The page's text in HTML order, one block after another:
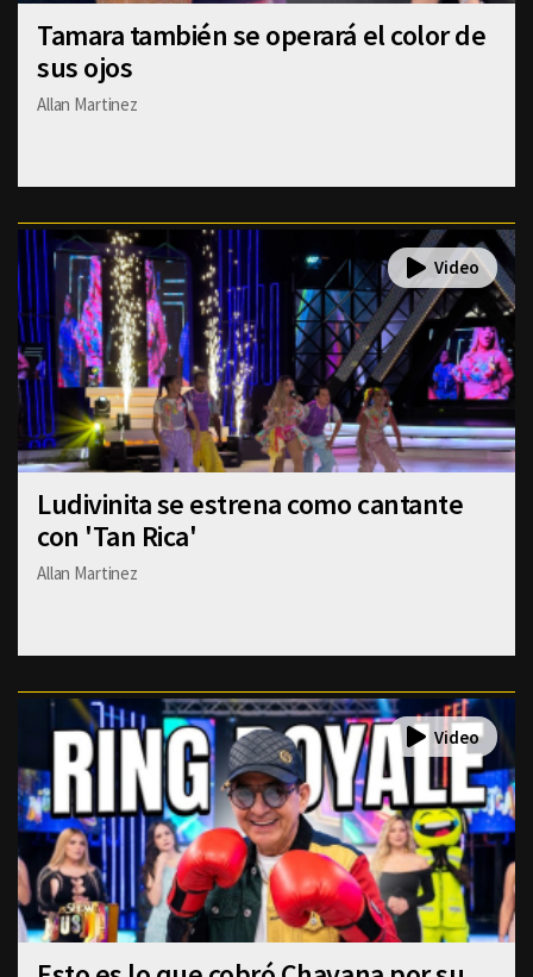
Tamara también se operará el color de
sus ojos
Allan Martinez
Ludivinita se estrena como cantante
con 'Tan Rica'
Allan Martinez